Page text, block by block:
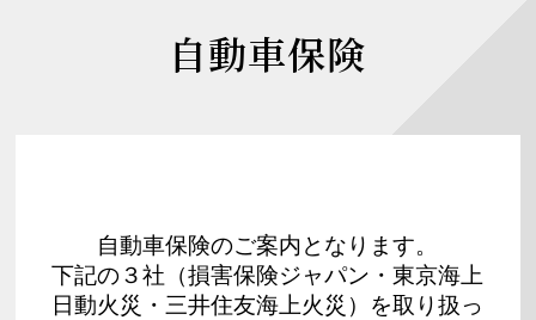
自動車保険
自動車保険のご案内となります。
下記の３社（損害保険ジャパン・東京海上
日動火災・三井住友海上火災）を取り扱っ